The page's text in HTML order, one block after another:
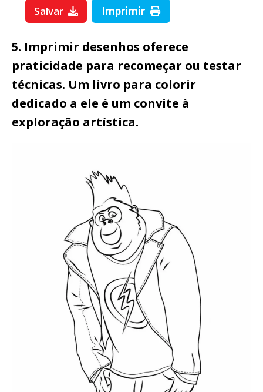
Salvar Imprimir
5. Imprimir desenhos oferece
praticidade para recomeçar ou testar
técnicas. Um livro para colorir
dedicado a ele é um convite à
exploração artística.